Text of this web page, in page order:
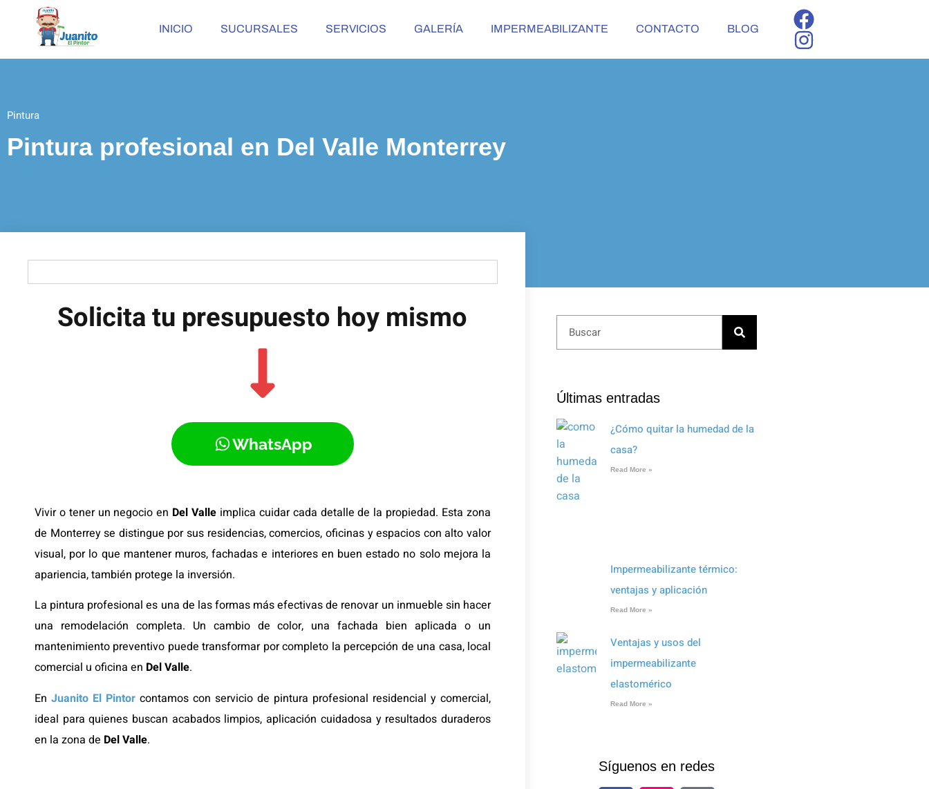
INICIO SUCURSALES SERVICIOS GALERÍA IMPERMEABILIZANTE CONTACTO BLOG
Pintura
Pintura profesional en Del Valle Monterrey
Solicita tu presupuesto hoy mismo
WhatsApp
Vivir o tener un negocio en Del Valle implica cuidar cada detalle de la propiedad. Esta zona
de Monterrey se distingue por sus residencias, comercios, oficinas y espacios con alto valor
visual, por lo que mantener muros, fachadas e interiores en buen estado no solo mejora la
apariencia, también protege la inversión.
La pintura profesional es una de las formas más efectivas de renovar un inmueble sin hacer
una remodelación completa. Un cambio de color, una fachada bien aplicada o un
mantenimiento preventivo puede transformar por completo la percepción de una casa, local
comercial u oficina en Del Valle.
En Juanito El Pintor contamos con servicio de pintura profesional residencial y comercial,
ideal para quienes buscan acabados limpios, aplicación cuidadosa y resultados duraderos
en la zona de Del Valle.
Últimas entradas
¿Cómo quitar la humedad de la
casa?
Read More »
Impermeabilizante térmico:
ventajas y aplicación
Read More »
Ventajas y usos del
impermeabilizante
elastomérico
Read More »
Síguenos en redes